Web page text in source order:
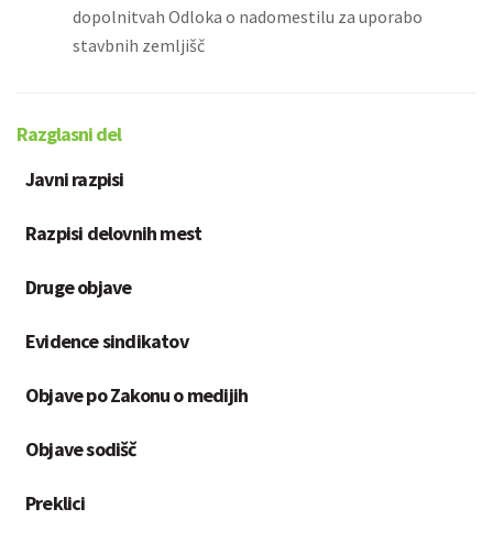
dopolnitvah Odloka o nadomestilu za uporabo
stavbnih zemljišč
Razglasni del
Javni razpisi
Razpisi delovnih mest
Druge objave
Evidence sindikatov
Objave po Zakonu o medijih
Objave sodišč
Preklici